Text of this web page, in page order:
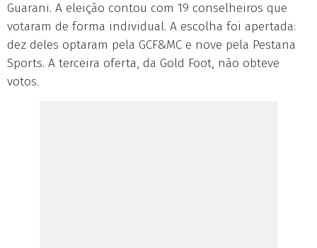
Guarani. A eleição contou com 19 conselheiros que
votaram de forma individual. A escolha foi apertada:
dez deles optaram pela GCF&MC e nove pela Pestana
Sports. A terceira oferta, da Gold Foot, não obteve
votos.